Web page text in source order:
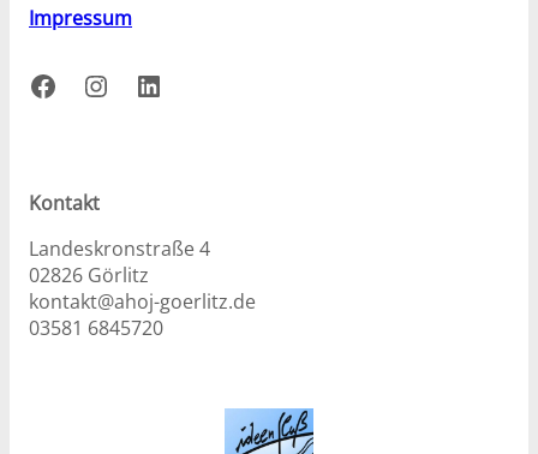
Impressum
Facebook Instagram LinkedIn
Kontakt
Landeskronstraße 4
02826 Görlitz
kontakt@ahoj-goerlitz.de
03581 6845720